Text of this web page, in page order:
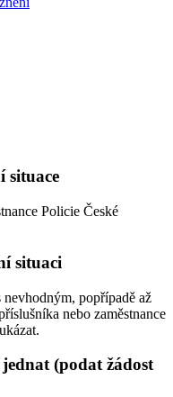
situace
Policie České
situaci
nevhodným, popřípadě až
nebo zaměstnance
(podat žádost